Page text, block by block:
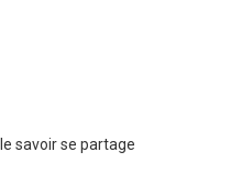
savoir se partage